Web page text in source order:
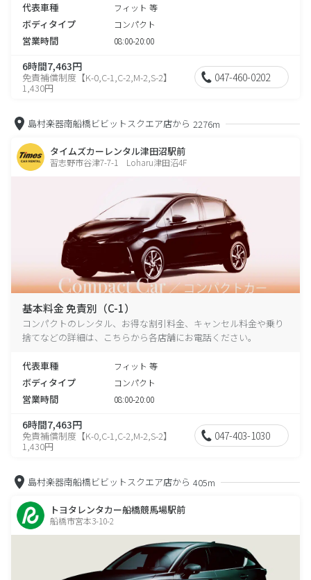
代表車種 フィット 等
ボディタイプ コンパクト
営業時間 08:00-20:00
6時間7,463円
免責補償制度【K-0,C-1,C-2,M-2,S-2】
1,430円
047-460-0202
島村楽器南船橋ビビットスクエア店から 2276m
タイムズカーレンタル津田沼駅前
習志野市谷津7-7-1 Loharu津田沼4F
基本料金 免責別（C-1）
コンパクトのレンタル、お得な割引料金、キャンセル料金や乗り
捨てなどの詳細は、こちらから各店舗にお電話ください。
代表車種 フィット 等
ボディタイプ コンパクト
営業時間 08:00-20:00
6時間7,463円
免責補償制度【K-0,C-1,C-2,M-2,S-2】
1,430円
047-403-1030
島村楽器南船橋ビビットスクエア店から 405m
トヨタレンタカー船橋競馬場駅前
船橋市宮本3-10-2